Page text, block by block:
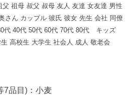
祖母 叔父 叔母 友人 友達 女友達 男性
さん カップル 彼氏 彼女 先生 会社 同僚
代 40代 50代 60代 70代 80代 キッズ
高校生 大学生 社会人 成人 敬老会
7品目)：小麦